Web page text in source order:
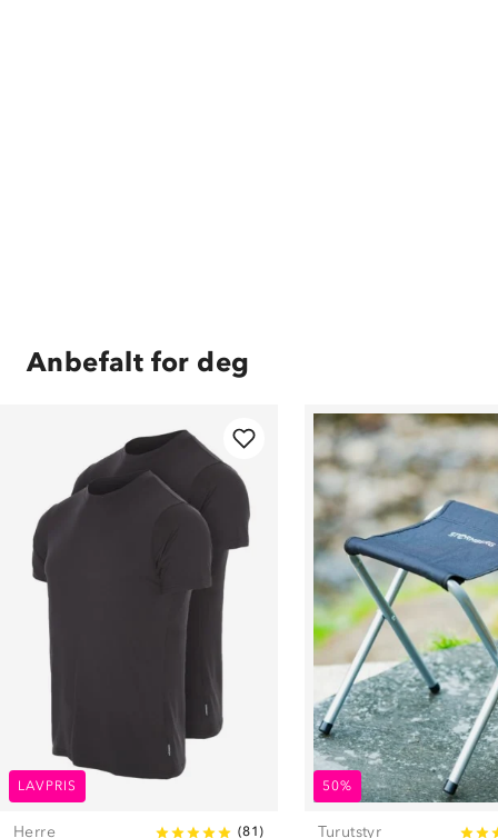
Anbefalt for deg
LAVPRIS
Herre (81 )
50%
Turutstyr